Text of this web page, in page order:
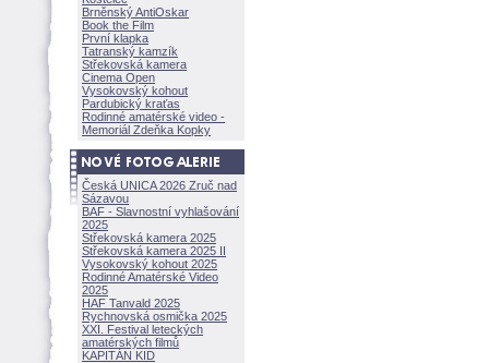
Brněnský AntiOskar
Book the Film
První klapka
Tatranský kamzík
Střekovská kamera
Cinema Open
Vysokovský kohout
Pardubický kraťas
Rodinné amatérské video -
Memoriál Zdeňka Kopky
Česká UNICA 2026 Zruč nad
Sázavou
BAF - Slavnostní vyhlašování
2025
Střekovská kamera 2025
Střekovská kamera 2025 II
Vysokovský kohout 2025
Rodinné Amatérské Video
2025
HAF Tanvald 2025
Rychnovská osmička 2025
XXI. Festival leteckých
amatérských filmů
KAPITÁN KID